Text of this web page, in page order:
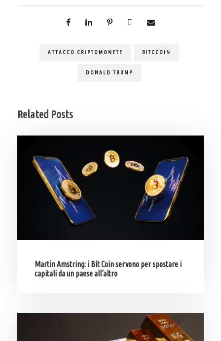
ATTACCO CRIPTOMONETE BITCCOIN
DONALD TRUMP
Related Posts
Martin Amstring: i Bit Coin servono per spostare i
capitali da un paese all’altro